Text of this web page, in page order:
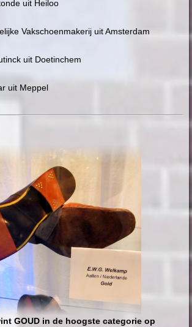
uit Heiloo
Vakschoenmakerij uit Amsterdam
uit Doetinchem
uit Meppel
GOUD in de hoogste categorie op